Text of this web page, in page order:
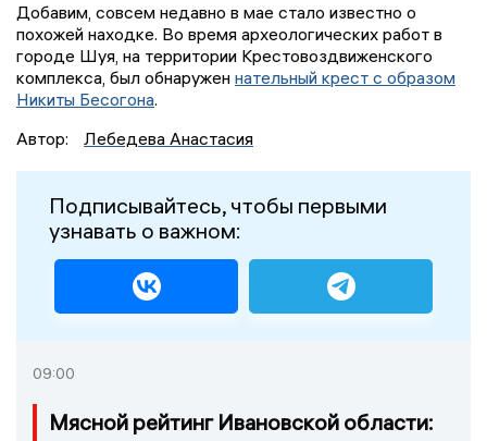
Добавим, совсем недавно в мае стало известно о
похожей находке. Во время археологических работ в
городе Шуя, на территории Крестовоздвиженского
комплекса, был обнаружен нательный крест с образом
Никиты Бесогона.
Автор:
Лебедева Анастасия
Подписывайтесь, чтобы первыми
узнавать о важном:
09:00
Мясной рейтинг Ивановской области: